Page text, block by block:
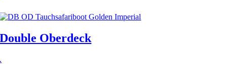
Double Oberdeck
.